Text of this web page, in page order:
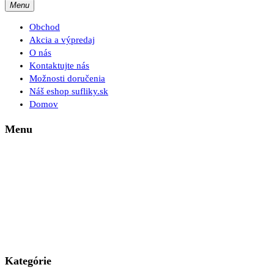
Menu
Obchod
Akcia a výpredaj
O nás
Kontaktujte nás
Možnosti doručenia
Náš eshop sufliky.sk
Domov
Menu
Kategórie